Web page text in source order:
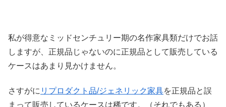
私が得意なミッドセンチュリー期の名作家具類だけでお話
しますが、正規品じゃないのに正規品として販売している
ケースはあまり見かけません。
さすがに リプロダクト品/ジェネリック家具を正規品と誤
まって販売しているケースは稀です。（それでもある）